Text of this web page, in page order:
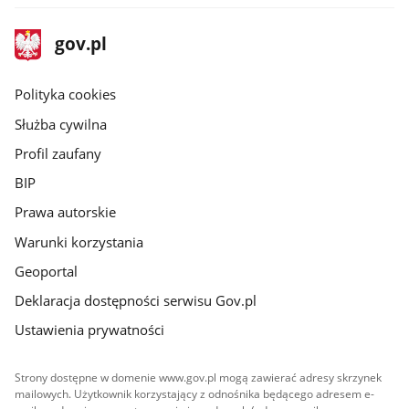
stopka
gov.pl
Strona
gov.pl
gov.pl
Polityka cookies
Służba cywilna
Profil zaufany
BIP
Prawa autorskie
Warunki korzystania
Geoportal
Deklaracja dostępności serwisu Gov.pl
Ustawienia prywatności
Strony dostępne w domenie www.gov.pl mogą zawierać adresy skrzynek
mailowych. Użytkownik korzystający z odnośnika będącego adresem e-